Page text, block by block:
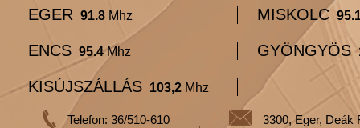
EGER 91.8 Mhz MISKOLC
ENCS 95.4Mhz GYÖNGYÖS
KISÚJSZÁLLÁS 103,2 Mhz
Telefon: 36/510-610
3300, Eger, Deák